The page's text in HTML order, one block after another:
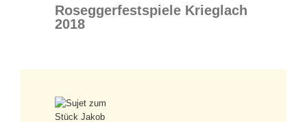
Roseggerfestspiele Krieglach
2018